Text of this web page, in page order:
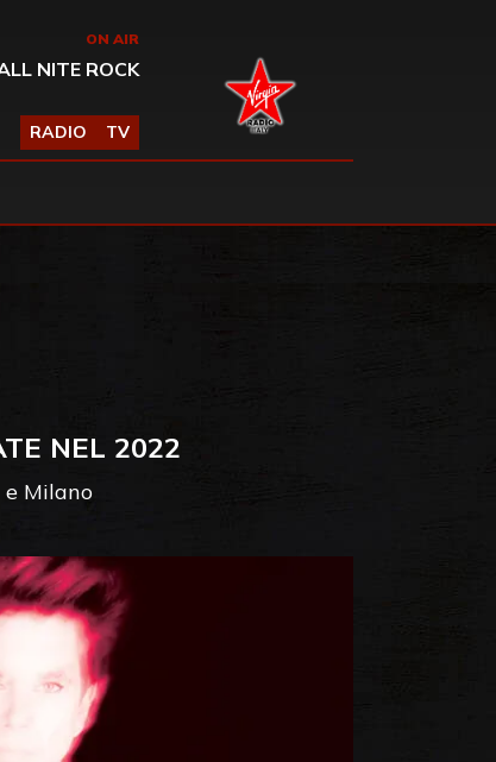
ON AIR
NITE ROCK
RADIO TV
NEL 2022
e Milano